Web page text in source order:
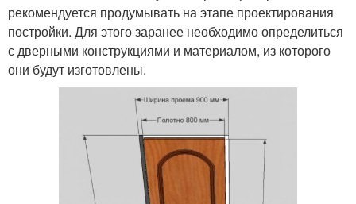
рекомендуется продумывать на этапе проектирования
постройки. Для этого заранее необходимо определиться
с дверными конструкциями и материалом, из которого
они будут изготовлены.